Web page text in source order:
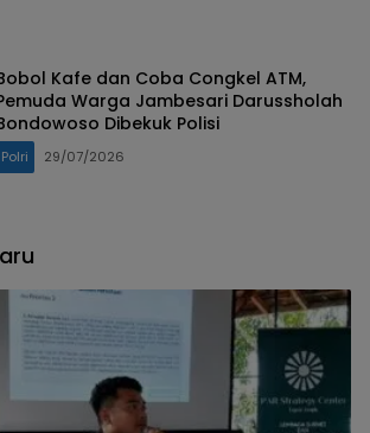
Kafe dan Coba Congkel ATM,
Warga Jambesari Darussholah
Dibekuk Polisi
Polri 29/07/2026